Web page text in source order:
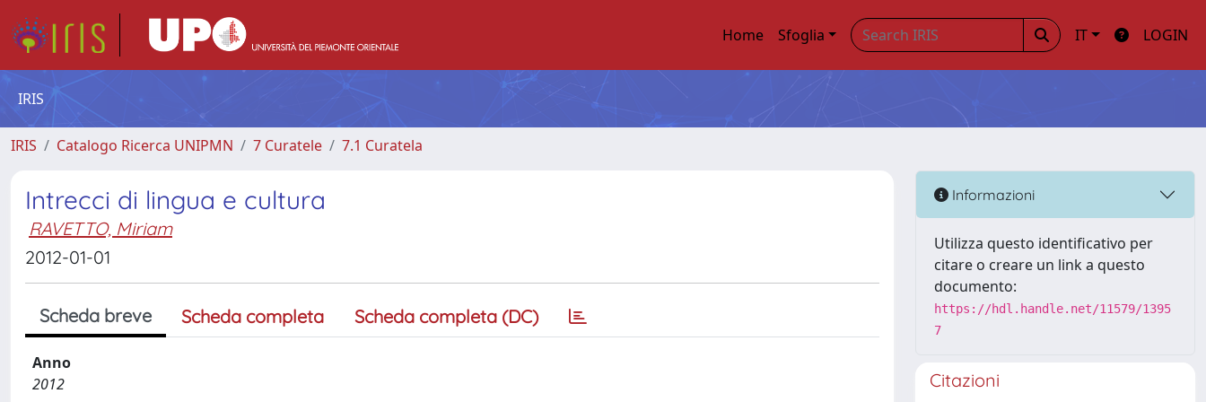
Home Sfoglia IT LOGIN
IRIS
IRIS Catalogo Ricerca UNIPMN 7 Curatele 7.1 Curatela
Intrecci di lingua e cultura
RAVETTO, Miriam
2012-01-01
Scheda breve Scheda completa Scheda completa (DC)
Anno
2012
Informazioni
Utilizza questo identificativo per
citare o creare un link a questo
documento:
https://hdl.handle.net/11579/1395
7
Citazioni